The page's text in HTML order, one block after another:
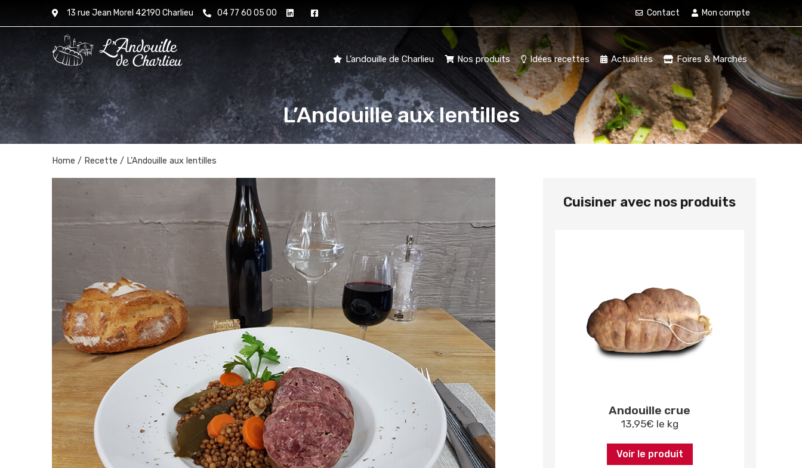
13 rue Jean Morel 42190 Charlieu 04 77 60 05 00 Contact Mon compte
L’andouille de Charlieu Nos produits Idées recettes Actualités Foires & Marchés
L’Andouille aux lentilles
Home / Recette / L’Andouille aux lentilles
Cuisiner avec nos produits
Andouille crue
13,95€ le kg
Voir le produit